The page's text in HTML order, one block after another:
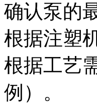
确认泵的‌
根据注塑
根据工艺
例）。